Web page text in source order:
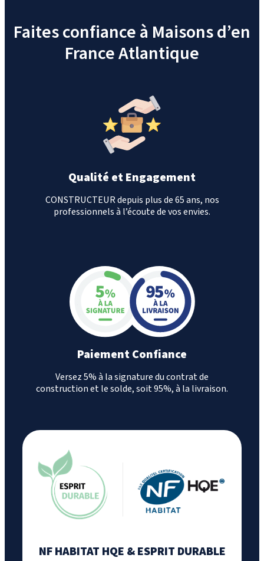
Faites confiance à Maisons d’en
France Atlantique
Qualité et Engagement
CONSTRUCTEUR depuis plus de 65 ans, nos
professionnels à l’écoute de vos envies.
Paiement Confiance
Versez 5% à la signature du contrat de
construction et le solde, soit 95%, à la livraison.
NF HABITAT HQE & ESPRIT DURABLE